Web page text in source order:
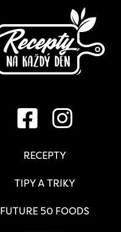
RECEPTY
TIPY A TRIKY
FUTURE 50 FOODS